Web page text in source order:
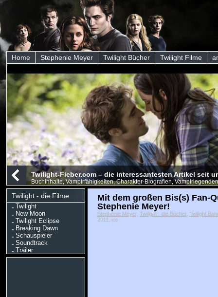
Home Stephenie Meyer Twilight Bücher Twilight Filme
Twilight-Fieber.com – die interessantesten Artikel seit
Buchinhalte, Vampirfähigkeiten, Charakter-Biografien,
Twilight - die Filme
Twilight
New Moon
Twilight Eclipse
Breaking Dawn
Schauspieler
Soundtrack
Trailer
Mit dem großen Bis(s) Fan-
Stephenie Meyer!
Stephenie Meyer, Twilight - die Bücher, Twilight
2011, iris